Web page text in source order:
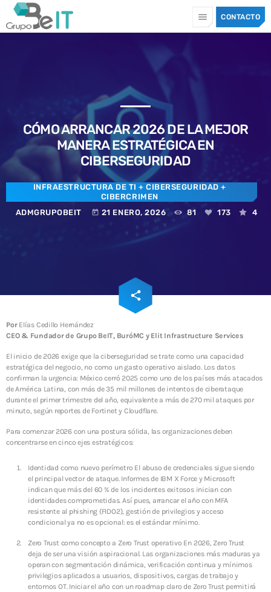
menu CONTACTO
today 10 JULIO, 2026
INFRAESTRUCTURA DE TI
20 años de historia juntos
WEEK NEWS
Enfriamiento Inteligente: eficiencia energética y
sostenibilidad para operaciones resilientes
10 JULIO, 2026
Energía Inteligente: la tecnología que transforma la
eficiencia en resiliencia operativa
SIEM: inteligencia que transforma la ciberseguridad
en continuidad operativa
3 JUNIO, 2026
SOC y NOC: el corazón de la continuidad operativa
en la era digital
3 JUNIO, 2026
CÓMO ARRANCAR 2026 DE LA MEJOR
MANERA ESTRATÉGICA EN
CIBERSEGURIDAD
INFRAESTRUCTURA DE TI + CIBERSEGURIDAD +
CIBERCRIMEN
ADMGRUPOBEIT
today 21 ENERO, 2026 81 173 4
share
email
PorElías Cedillo Hernández
CEO & Fundador de Grupo BeIT, BuróMC y Elit Infrastructure Services
El inicio de 2026 exige que la ciberseguridad se trate como una capacidad
estratégica del negocio, no como un gasto operativo aislado. Los datos
confirman la urgencia: México cerró 2025 como uno de los países más atacados
de América Latina, con más de 35 mil millones de intentos de ciberataque
durante el primer trimestre del año, equivalente a más de 270 mil ataques por
minuto, según reportes de Fortinet y Cloudflare.
Para comenzar 2026 con una postura sólida, las organizaciones deben
concentrarse en cinco ejes estratégicos:
Identidad como nuevo perímetro El abuso de credenciales sigue siendo
el principal vector de ataque. Informes de IBM X Force y Microsoft
indican que más del 60 % de los incidentes exitosos inician con
identidades comprometidas. Así pues, arrancar el año con MFA
resistente al phishing (FIDO2), gestión de privilegios y acceso
condicional ya no es opcional: es el estándar mínimo.
Zero Trust como concepto a Zero Trust operativo En 2026, Zero Trust
deja de ser una visión aspiracional. Las organizaciones más maduras ya
operan con segmentación dinámica, verificación continua y mínimos
privilegios aplicados a usuarios, dispositivos, cargas de trabajo y
entornos OT. Iniciar el año con un roadmap claro de Zero Trust permitirá